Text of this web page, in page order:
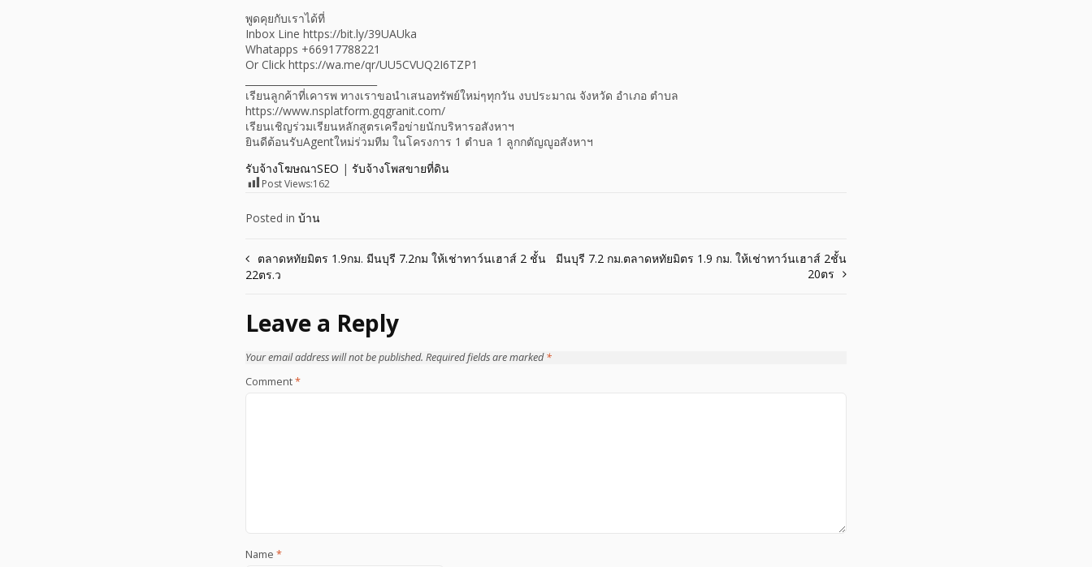
พูดคุยกับเราได้ที่
Inbox Line https://bit.ly/39UAUka
Whatapps +66917788221
Or Click https://wa.me/qr/UU5CVUQ2I6TZP1
เรียนลูกค้าที่เคารพ ทางเราขอนำเสนอทรัพย์ใหม่ๆทุกวัน งบประมาณ จังหวัด อำเภอ ตำบล
https://www.nsplatform.gqgranit.com/
เรียนเชิญร่วมเรียนหลักสูตรเครือข่ายนักบริหารอสังหาฯ
ยินดีต้อนรับAgentใหม่ร่วมทีม ในโครงการ 1 ตำบล 1 ลูกกตัญญูอสังหาฯ
รับจ้างโฆษณาSEO | รับจ้างโพสขายที่ดิน
Post Views:162
Posted in บ้าน
Post
ตลาดหทัยมิตร 1.9กม. มีนบุรี 7.2กม ให้เช่าทาว์นเฮาส์ 2 ชั้น
22ตร.ว
มีนบุรี 7.2 กม.ตลาดหทัยมิตร 1.9 กม. ให้เช่าทาว์นเฮาส์ 2ชั้น
20ตร
Leave a Reply
Your email address will not be published. Required fields are marked*
Comment*
Name *